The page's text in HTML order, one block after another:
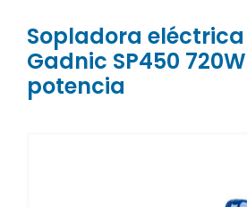
Sopladora
Gadnic SP450
potencia